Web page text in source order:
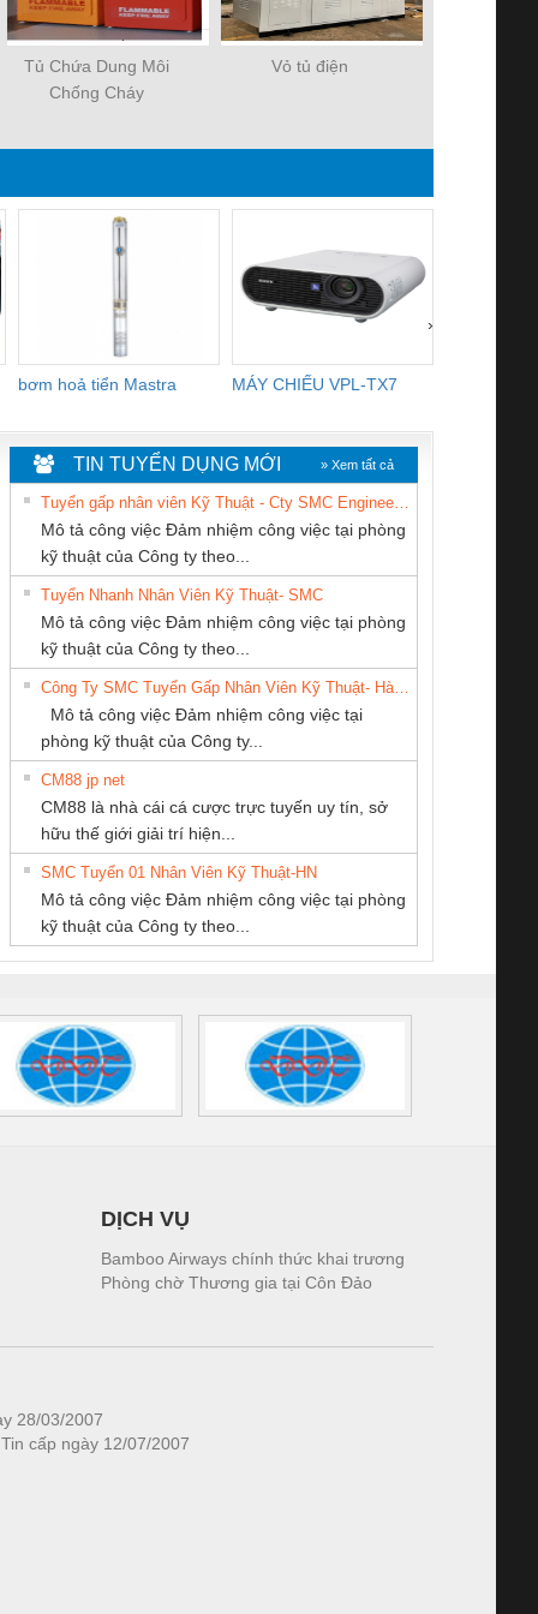
Tủ Chứa Dung Môi
Chống Cháy
Vỏ tủ điện
bơm hoả tiển Mastra MÁY CHIẾU VPL-TX7
›
An Toàn
Contact
– PSR-
SCP-
FSP/2X1/1X2
sát chuỗi
tấm pin
16I+
(2502520000)
Bộ giám sát chuỗi
tấm pin
TRANSCLINIC 16I+
1K5 L (2433950000)
Bộ giám sát dòng
TRANSCLINIC 16I+
(2008130000)
Bộ chỉnh lưu nguồn
điện TRANSCLINIC
BKE 1K5.4
(7791400879)2. Giá
Nẹp nhôm chống
trơn Đà Nẵng
TY TNHH
MARINE
CÔNG TY CỔ
PHẦN DÂY VÀ
CÁP ĐIỆN
THƯỢNG ĐÌNH
Công ty TNHH
Ba Miền
Ty TNHH
Bị Điện Nam
Thịnh
ĐỘNG TIẾN
HƯNG
THƯƠNG MẠI
GIA HƯNG PHÁT
TIN TUYỂN DỤNG MỚI » Xem tất cả
Mô tả công việc Đảm nhiệm công việc tại phòng
kỹ thuật của Công ty theo...
Tuyển Nhanh Nhân Viên Kỹ Thuật- SMC
Mô tả công việc Đảm nhiệm công việc tại phòng
kỹ thuật của Công ty theo...
Mô tả công việc Đảm nhiệm công việc tại
phòng kỹ thuật của Công ty...
CM88 jp net
CM88 là nhà cái cá cược trực tuyến uy tín, sở
hữu thế giới giải trí hiện...
SMC Tuyển 01 Nhân Viên Kỹ Thuật-HN
Mô tả công việc Đảm nhiệm công việc tại phòng
kỹ thuật của Công ty theo...
DỊCH VỤ
Bamboo Airways chính thức khai trương
Phòng chờ Thương gia tại Côn Đảo
28/03/2007
cấp ngày 12/07/2007